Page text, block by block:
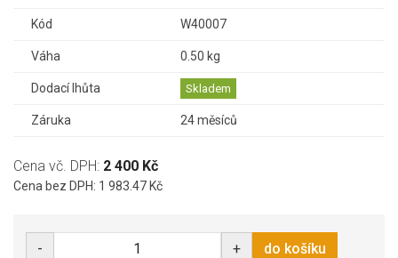
Kód W40007
Váha 0.50 kg
Dodací lhůta Skladem
Záruka 24 měsíců
Cena vč. DPH: 2 400 Kč
Cena bez DPH: 1 983.47 Kč
- + do košíku